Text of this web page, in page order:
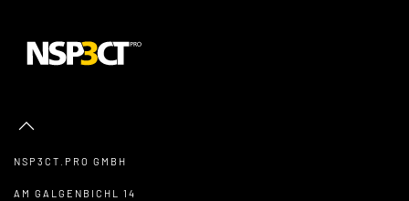
NSP3CT.PRO GMBH
AM GALGENBICHL 14